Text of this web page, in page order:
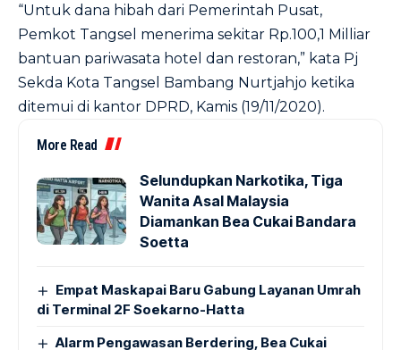
“Untuk dana hibah dari Pemerintah Pusat,
Pemkot Tangsel menerima sekitar Rp.100,1 Milliar
bantuan pariwasata hotel dan restoran,” kata Pj
Sekda Kota Tangsel Bambang Nurtjahjo ketika
ditemui di kantor DPRD, Kamis (19/11/2020).
More Read
Selundupkan Narkotika, Tiga
Wanita Asal Malaysia
Diamankan Bea Cukai Bandara
Soetta
Empat Maskapai Baru Gabung Layanan Umrah
di Terminal 2F Soekarno-Hatta
Alarm Pengawasan Berdering, Bea Cukai